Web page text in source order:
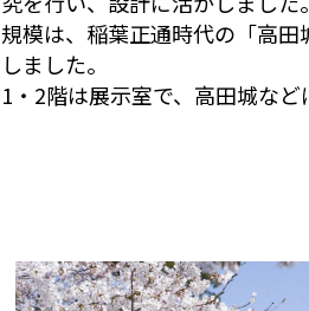
規模は、稲葉正通時代の「高
しました。
1・2階は展示室で、高田城な